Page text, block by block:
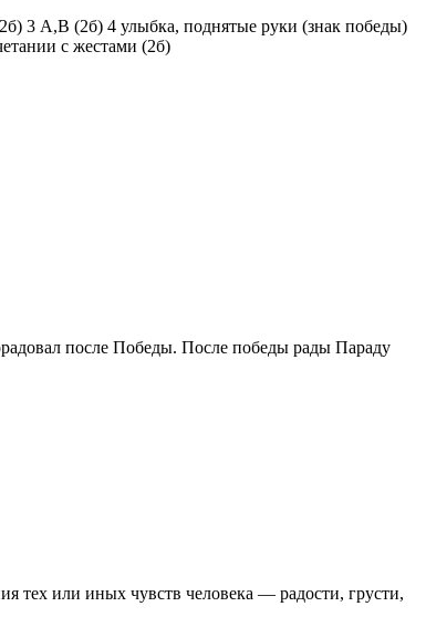
3 А,В (2б) 4 улыбка, поднятые руки (знак победы)
с жестами (2б)
после Победы. После победы рады Параду
или иных чувств человека — радости, грусти,